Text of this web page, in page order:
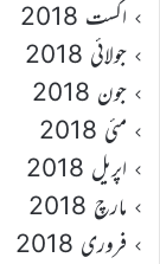
اگست 2018
جولائی 2018
جون 2018
مئی 2018
اپریل 2018
مارچ 2018
فروری 2018